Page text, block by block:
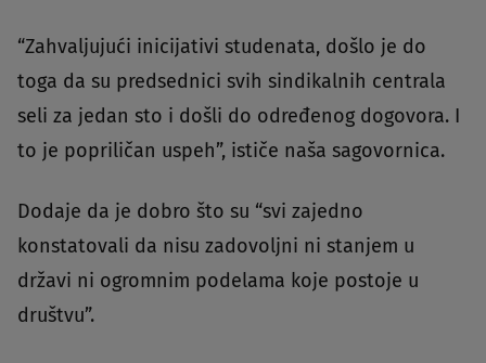
“Zahvaljujući inicijativi studenata, došlo je do
toga da su predsednici svih sindikalnih centrala
seli za jedan sto i došli do određenog dogovora. I
to je popriličan uspeh”, ističe naša sagovornica.
Dodaje da je dobro što su “svi zajedno
konstatovali da nisu zadovoljni ni stanjem u
državi ni ogromnim podelama koje postoje u
društvu”.